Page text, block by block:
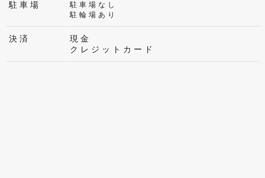
駐車場
駐車場なし
駐輪場あり
決済
現金
クレジットカード